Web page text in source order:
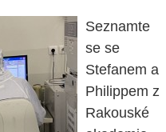
Seznamte
se se
Stefanem a
Philippem z
Rakouské